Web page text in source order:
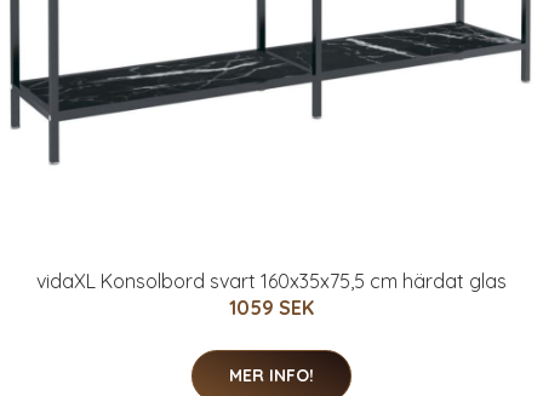
vidaXL Konsolbord svart 160x35x75,5 cm härdat glas
1059 SEK
MER INFO!